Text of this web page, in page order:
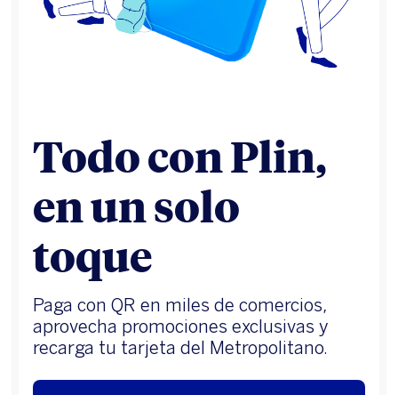
Todo con Plin,
en un solo
toque
Paga con QR en miles de comercios,
aprovecha promociones exclusivas y
recarga tu tarjeta del Metropolitano.